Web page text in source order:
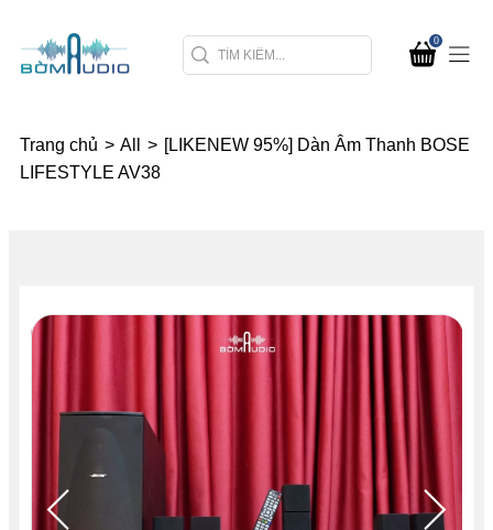
0
Trang chủ > All > [LIKENEW 95%] Dàn Âm Thanh BOSE
LIFESTYLE AV38